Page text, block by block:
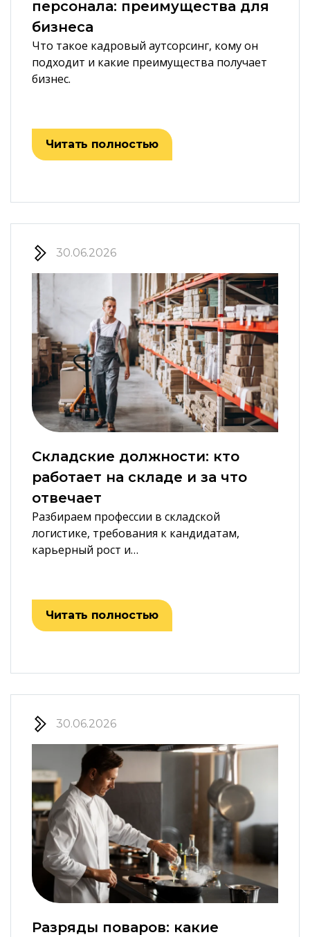
персонала: преимущества для
бизнеса
Что такое кадровый аутсорсинг, кому он
подходит и какие преимущества получает
бизнес.
Читать полностью
30.06.2026
Складские должности: кто
работает на складе и за что
отвечает
Разбираем профессии в складской
логистике, требования к кандидатам,
карьерный рост и…
Читать полностью
30.06.2026
Разряды поваров: какие